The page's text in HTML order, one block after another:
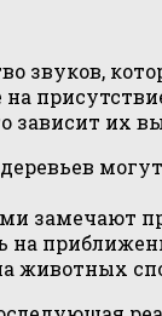
звуков,
зависит их
замечают
на
животных